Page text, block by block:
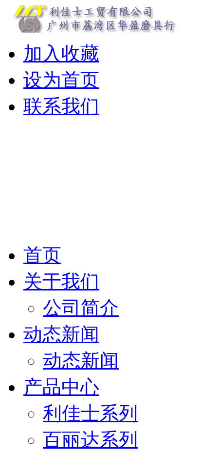
加入收藏
设为首页
联系我们
首页
关于我们
公司简介
动态新闻
动态新闻
产品中心
利佳士系列
百丽达系列